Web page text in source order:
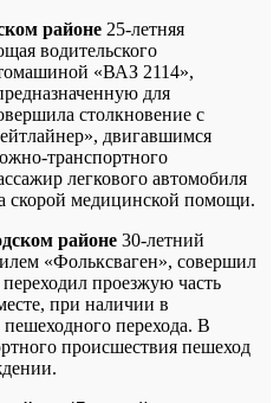
районе 25-летняя
водительского
«ВАЗ 2114»,
для
столкновение с
двигавшимся
транспортного
легкового автомобиля
скорой медицинской помощи.
районе 30-летний
«Фольксваген», совершил
проезжую часть
при наличии в
перехода. В
происшествия пешеход